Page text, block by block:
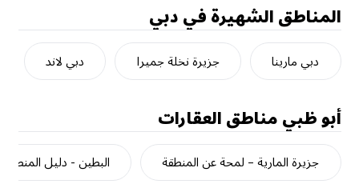
المناطق الشهيرة في دبي
دبي مارينا جزيرة نخلة جميرا دبي لاند
أبو ظبيمناطق العقارات
جزيرة المارية – لمحة عن المنطقة البطين - دليل المنطقة